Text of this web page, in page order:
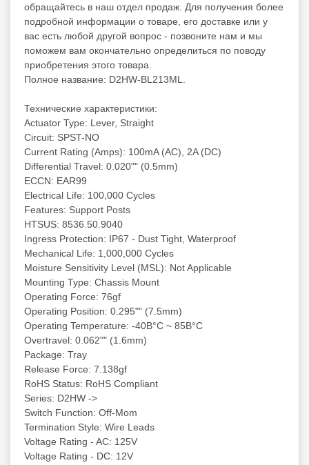
обращайтесь в наш отдел продаж. Для получения более
подробной информации о товаре, его доставке или у
вас есть любой другой вопрос - позвоните нам и мы
поможем вам окончательно определиться по поводу
приобретения этого товара.
Полное название: D2HW-BL213ML.
Технические характеристики:
Actuator Type: Lever, Straight
Circuit: SPST-NO
Current Rating (Amps): 100mA (AC), 2A (DC)
Differential Travel: 0.020"" (0.5mm)
ECCN: EAR99
Electrical Life: 100,000 Cycles
Features: Support Posts
HTSUS: 8536.50.9040
Ingress Protection: IP67 - Dust Tight, Waterproof
Mechanical Life: 1,000,000 Cycles
Moisture Sensitivity Level (MSL): Not Applicable
Mounting Type: Chassis Mount
Operating Force: 76gf
Operating Position: 0.295"" (7.5mm)
Operating Temperature: -40В°C ~ 85В°C
Overtravel: 0.062"" (1.6mm)
Package: Tray
Release Force: 7.138gf
RoHS Status: RoHS Compliant
Series: D2HW ->
Switch Function: Off-Mom
Termination Style: Wire Leads
Voltage Rating - AC: 125V
Voltage Rating - DC: 12V